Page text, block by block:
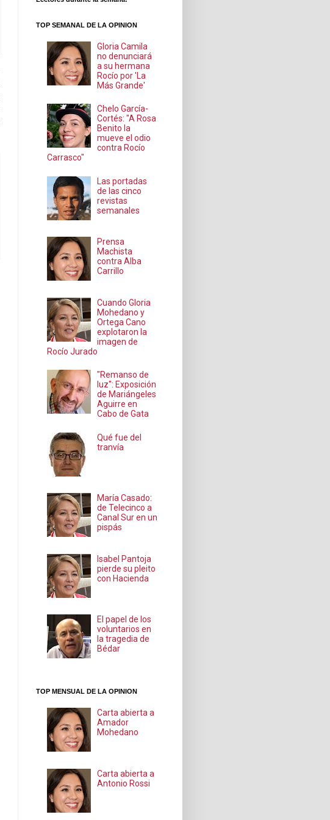
TOP SEMANAL DE LA OPINION
Gloria Camila
no denunciará
a su hermana
Rocío por 'La
Más Grande'
Chelo García-
Cortés: "A Rosa
Benito la
mueve el odio
contra Rocío
Carrasco"
Las portadas
de las cinco
revistas
semanales
Prensa
Machista
contra Alba
Carrillo
Cuando Gloria
Mohedano y
Ortega Cano
explotaron la
imagen de
Rocío Jurado
"Remanso de
luz": Exposición
de Mariángeles
Aguirre en
Cabo de Gata
Qué fue del
tranvía
María Casado:
de Telecinco a
Canal Sur en un
pispás
Isabel Pantoja
pierde su pleito
con Hacienda
El papel de los
voluntarios en
la tragedia de
Bédar
TOP MENSUAL DE LA OPINION
Carta abierta a
Amador
Mohedano
Carta abierta a
Antonio Rossi